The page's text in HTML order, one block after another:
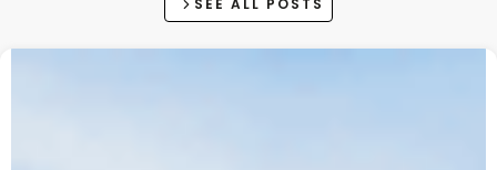
SEE ALL POSTS